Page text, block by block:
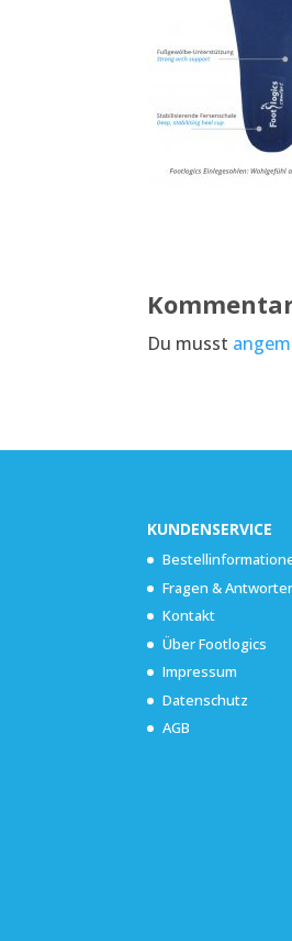
Du musst
KUNDENSERVICE
Fragen &
Kontakt
Über Footlogics
Impressum
Datenschutz
AGB